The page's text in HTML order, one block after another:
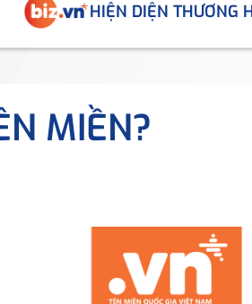
HIỆN DIỆN THƯƠNG
MIỀN?